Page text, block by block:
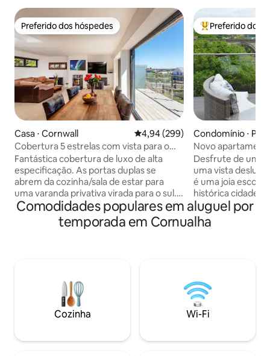
Preferido dos hóspedes
Preferido dos hóspedes
Casa ⋅ Cornwall 4,94 de uma avaliação média de
4,94 (299)
Cobertura 5 estrelas com vista para o
mar, banheira de hidromassagem, jardim
e Wi-Fi
Fantástica cobertura de luxo de alta
especificação. As portas duplas se
abrem da cozinha/sala de estar para
uma varanda privativa virada para o sul.
O piso inferior se abre para um deck
com degraus que levam a um jardim
Banheiro de luxo com chuveiro efeito
floresta tropical. Banheira de
hidromassagem. (mensagem para taxa)
Fibra super rápida. Estacionamento.
Entre os
Preferido dos
Condomínio ⋅
Novo
vista para o rio e
Desfrute de uma
uma vista
é uma joia
histórica cidade
de Falmouth.
panorâmica
da sua cama e
estar elegante,
elétricos e um
experiência
para casais,
Comodidades populares em aluguel por
temporada em Cornualha
Cozinha Wi-Fi